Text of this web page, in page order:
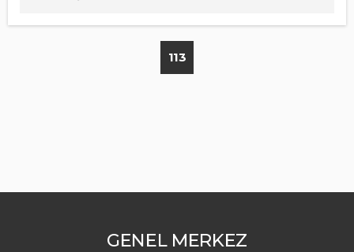
113
GENEL MERKEZ